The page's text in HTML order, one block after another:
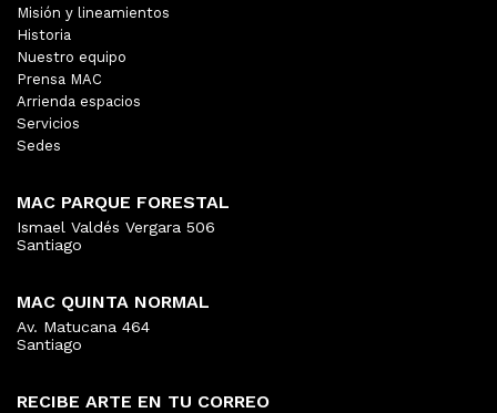
RECIBE ARTE EN TU CORREO
Misión y lineamientos
Historia
Nuestro equipo
Prensa MAC
Arrienda espacios
Servicios
Sedes
MAC PARQUE FORESTAL
Ismael Valdés Vergara 506
Santiago
MAC QUINTA NORMAL
Av. Matucana 464
Santiago